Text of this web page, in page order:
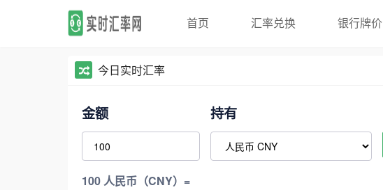
首页 汇率兑换 银行牌价
今日实时汇率
金额 持有
100 人民币（CNY）=